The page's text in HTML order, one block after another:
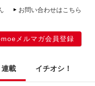
お問い合わせはこちら
メルマガ会員登録
連載 イチオシ！